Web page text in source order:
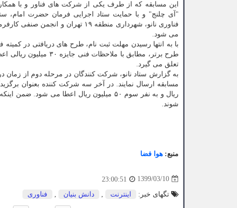
این مسابقه که از طرف یکی از شرکت های فناور و با
"آی چلنج" و با حمایت ستاد اجرایی فرمان حضرت امام،
فناوری نانو، شهرداری منطقه ۱۹
می شود.
تعلق می گیرد.
به گزارش ستاد نانو، شرکت کنندگان در مرحله دوم از زمان
ریال و به نفر سوم ۵۰ میلیون ریال اعطا می
شوند.
منبع: هوا فضا
1399/03/10
23:00:51
تگهای خبر: اینترنت دانش بنیان فناوری